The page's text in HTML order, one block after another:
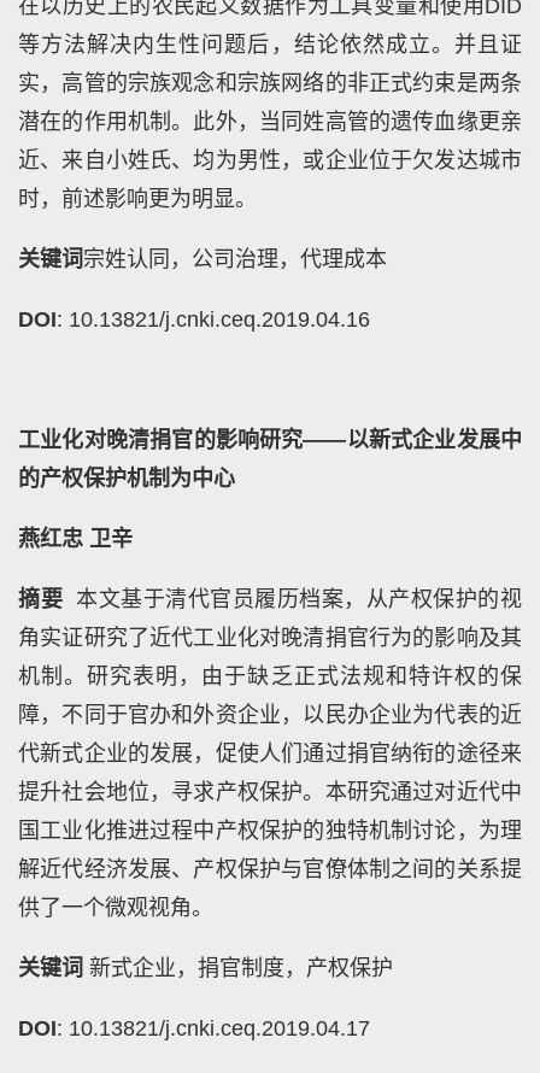
在以历史上的农民起义数据作为工具变量和使用 DID
等方法解决内生性问题后，结论依然成立。并且证
实，高管的宗族观念和宗族网络的非正式约束是两条
潜在的作用机制。此外，当同姓高管的遗传血缘更亲
近、来自小姓氏、均为男性，或企业位于欠发达城市
时，前述影响更为明显。
关键词 宗姓认同，公司治理，代理成本
DOI: 10.13821/j.cnki.ceq.2019.04.16
工业化对晚清捐官的影响研究——以新式企业发展中
的产权保护机制为中心
燕红忠 卫辛
摘要 本文基于清代官员履历档案，从产权保护的视
角实证研究了近代工业化对晚清捐官行为的影响及其
机制。研究表明，由于缺乏正式法规和特许权的保
障，不同于官办和外资企业，以民办企业为代表的近
代新式企业的发展，促使人们通过捐官纳衔的途径来
提升社会地位，寻求产权保护。本研究通过对近代中
国工业化推进过程中产权保护的独特机制讨论，为理
解近代经济发展、产权保护与官僚体制之间的关系提
供了一个微观视角。
关键词 新式企业，捐官制度，产权保护
DOI: 10.13821/j.cnki.ceq.2019.04.17